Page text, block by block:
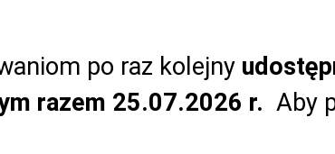
po raz kolejny
razem 25.07.2026 r. Aby